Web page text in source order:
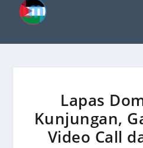
Lapas
Kunjungan,
Video Call